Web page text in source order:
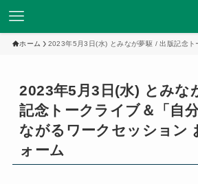
ホーム 2023年5月3日(水) とみなが夢駆 / 出版記念ト
2023年5月3日(水) とみな
記念トークライブ＆「自
ながるワークセッション
ォーム